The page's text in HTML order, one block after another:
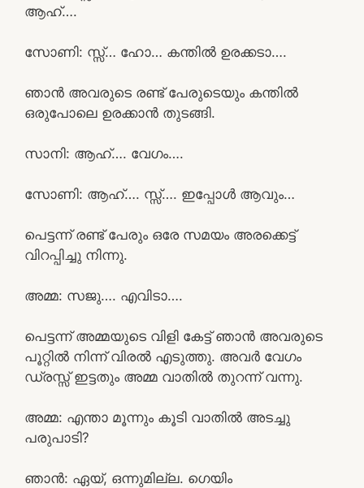
ആഹ്….
സോണി: സ്സ്‌… ഹോ… കന്തിൽ ഉരക്കടാ….
ഞാൻ അവരുടെ രണ്ട് പേരുടെയും കന്തിൽ
ഒരുപോലെ ഉരക്കാൻ തുടങ്ങി.
സാനി: ആഹ്…. വേഗം….
സോണി: ആഹ്…. സ്സ്‌…. ഇപ്പോൾ ആവും…
പെട്ടന്ന് രണ്ട് പേരും ഒരേ സമയം അരക്കെട്ട്
വിറപ്പിച്ചു നിന്നു.
അമ്മ: സജു…. എവിടാ….
പെട്ടന്ന് അമ്മയുടെ വിളി കേട്ട് ഞാൻ അവരുടെ
പൂറ്റിൽ നിന്ന് വിരൽ എടുത്തു. അവർ വേഗം
ഡ്രസ്സ്‌ ഇട്ടതും അമ്മ വാതിൽ തുറന്ന് വന്നു.
അമ്മ: എന്താ മൂന്നും കൂടി വാതിൽ അടച്ചു
പരുപാടി?
ഞാൻ: ഏയ്‌, ഒന്നുമില്ല. ഗെയിം